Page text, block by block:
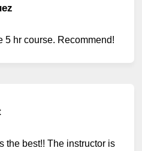
5 hr course. Recommend!
the best!! The instructor is